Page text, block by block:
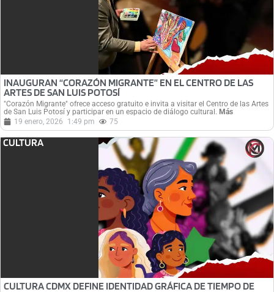
INAUGURAN “CORAZÓN MIGRANTE” EN EL CENTRO DE LAS
ARTES DE SAN LUIS POTOSÍ
"Corazón Migrante" ofrece acceso gratuito e invita a visitar el Centro de las Artes
de San Luis Potosí y participar en un espacio de diálogo cultural. Más
19 enero, 2026
1:49 pm 75
CULTURA
CULTURA CDMX DEFINE IDENTIDAD GRÁFICA DE TIEMPO DE